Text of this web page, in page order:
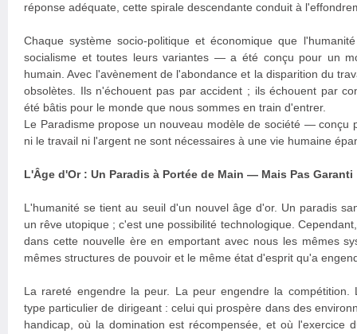
réponse adéquate, cette spirale descendante conduit à
Chaque système socio-politique et économique que
socialisme et toutes leurs variantes — a été conçu pour un
humain. Avec l'avènement de l'abondance et la disparition du
obsolètes. Ils n'échouent pas par accident ; ils échouent par
été bâtis pour le monde que nous sommes en train d'entrer.
Le Paradisme propose un nouveau modèle de société — conçu
ni le travail ni l'argent ne sont nécessaires à une vie humaine
L'Âge d'Or : Un Paradis à Portée de Main — Mais Pas Garanti
L'humanité se tient au seuil d'un nouvel âge d'or. Un paradis
un rêve utopique ; c'est une possibilité technologique.
dans cette nouvelle ère en emportant avec nous les mêmes
mêmes structures de pouvoir et le même état d'esprit qu'a
La rareté engendre la peur. La peur engendre la compétition.
type particulier de dirigeant : celui qui prospère dans des
handicap, où la domination est récompensée, et où l'exercice